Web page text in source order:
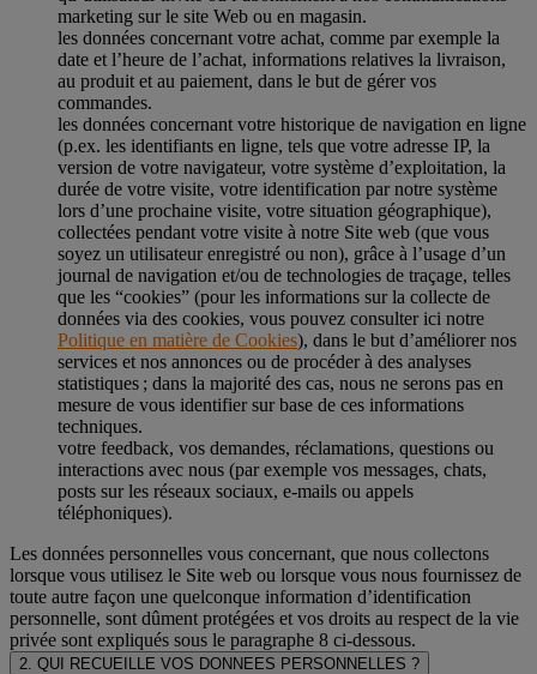
marketing sur le site Web ou en magasin.
les données concernant votre achat, comme par exemple la
date et l’heure de l’achat, informations relatives la livraison,
au produit et au paiement, dans le but de gérer vos
commandes.
les données concernant votre historique de navigation en ligne
(p.ex. les identifiants en ligne, tels que votre adresse IP, la
version de votre navigateur, votre système d’exploitation, la
durée de votre visite, votre identification par notre système
lors d’une prochaine visite, votre situation géographique),
collectées pendant votre visite à notre Site web (que vous
soyez un utilisateur enregistré ou non), grâce à l’usage d’un
journal de navigation et/ou de technologies de traçage, telles
que les “cookies” (pour les informations sur la collecte de
données via des cookies, vous pouvez consulter ici notre
Politique en matière de Cookies), dans le but d’améliorer nos
services et nos annonces ou de procéder à des analyses
statistiques ; dans la majorité des cas, nous ne serons pas en
mesure de vous identifier sur base de ces informations
techniques.
votre feedback, vos demandes, réclamations, questions ou
interactions avec nous (par exemple vos messages, chats,
posts sur les réseaux sociaux, e-mails ou appels
téléphoniques).
Les données personnelles vous concernant, que nous collectons
lorsque vous utilisez le Site web ou lorsque vous nous fournissez de
toute autre façon une quelconque information d’identification
personnelle, sont dûment protégées et vos droits au respect de la vie
privée sont expliqués sous le paragraphe 8 ci-dessous.
2. QUI RECUEILLE VOS DONNEES PERSONNELLES ?